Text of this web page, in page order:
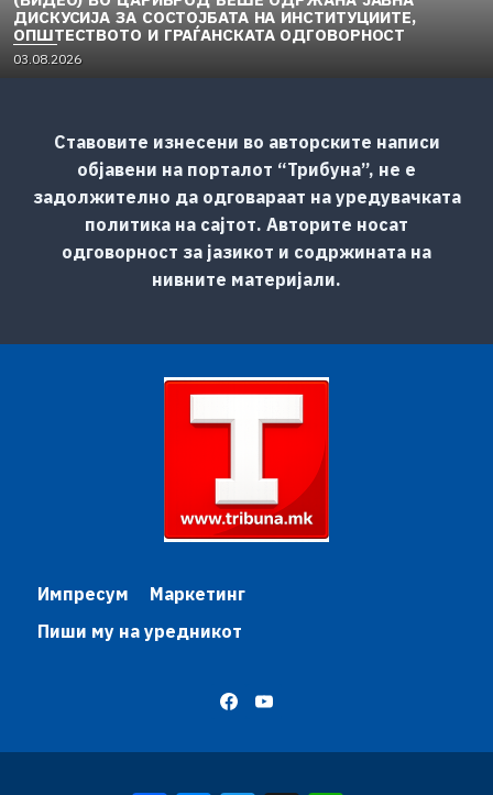
ДИСКУСИЈА ЗА СОСТОЈБАТА НА ИНСТИТУЦИИТЕ,
ОПШТЕСТВОТО И ГРАЃАНСКАТА ОДГОВОРНОСТ
P
03.08.2026
Ставовите изнесени во авторските написи
објавени на порталот “Трибуна”, не е
задолжително да одговараат на уредувачката
политика на сајтот. Авторите носат
одговорност за јазикот и содржината на
нивните материјали.
Импресум
Маркетинг
Пиши му на уредникот